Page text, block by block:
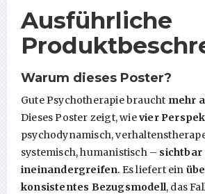
Ausführliche
Warum dieses Poster?
Gute Psychotherapie braucht mehr
Dieses Poster zeigt, wievier
psychodynamisch,
systemisch, humanistisch – sichtbar
ineinandergreifen. Es liefert ein
konsistentes Bezugsmodell, das